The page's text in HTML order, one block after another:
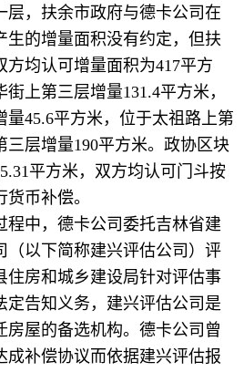
层，扶余市政府与德卡公司在
生的增量面积没有约定，但扶
均认可增量面积为417平方
上第三层增量131.4平方米，
45.6平方米，位于太祖路上第
三层增量190平方米。政协区块
平方米，双方均认可门斗按
币补偿。
中，德卡公司委托吉林省建
（以下简称建兴评估公司）评
住房和城乡建设局针对评估事
定告知义务，建兴评估公司是
房屋的备选机构。德卡公司曾
成补偿协议而依据建兴评估报